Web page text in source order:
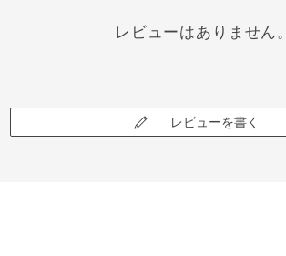
レビューはありません。
レビューを書く